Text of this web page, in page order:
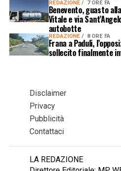
REDAZIONE 7 ORE FA
Benevento, guasto
Vitale e via
autobotte
REDAZIONE 8 ORE FA
Frana a Paduli,
sollecito finalmente
Disclaimer
Privacy
Pubblicità
Contattaci
LA REDAZIONE